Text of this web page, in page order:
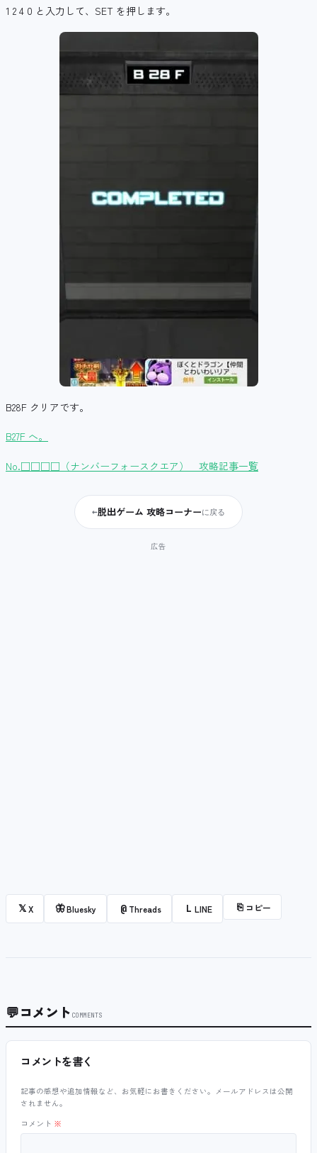
1 2 4 0 と入力して、SET を押します。
B28F クリアです。
B27F へ。
No.□□□□（ナンバーフォースクエア） 攻略記事一覧
←脱出ゲーム 攻略コーナーに戻る
𝕏X 🦋Bluesky @ Threads L LINE ⎘ コピー
💬コメント COMMENTS
コメントを書く
記事の感想や追加情報など、お気軽にお書きください。メールアドレスは公開
されません。
コメント ※